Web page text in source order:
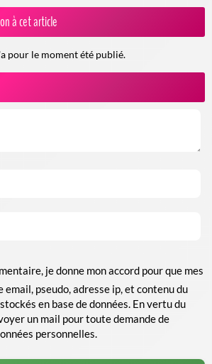
à cet article
pour le moment été publié.
je donne mon accord pour que mes
pseudo, adresse ip, et contenu du
en base de données. En vertu du
un mail pour toute demande de
personnelles.